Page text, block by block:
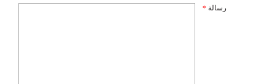
رسالة *